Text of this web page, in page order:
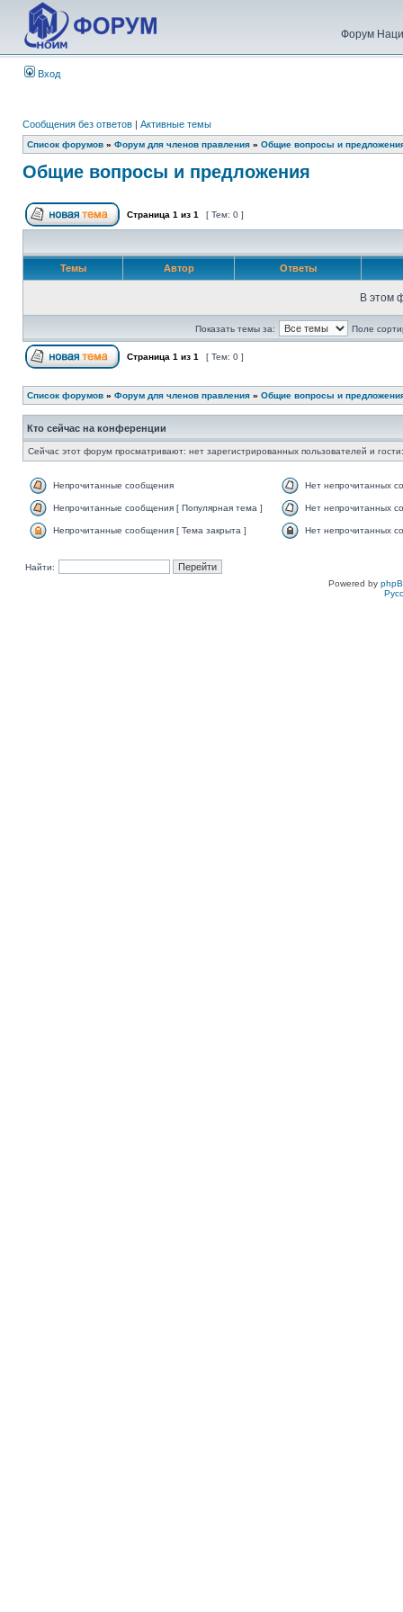
Форум
Вход
Сообщения без ответов | Активные темы
Список форумов » Форум для членов правления » Общие вопросы и
Общие вопросы и предложения
Страница 1 из 1 [ Тем: 0 ]
Темы Автор Ответы
В этом
Показать темы за: Поле
Страница 1 из 1 [ Тем: 0 ]
Список форумов » Форум для членов правления » Общие вопросы и
Кто сейчас на конференции
Сейчас этот форум просматривают: нет зарегистрированных пользователей и
Непрочитанные сообщения Нет непрочитанных
Непрочитанные сообщения [ Популярная тема ] Нет непрочитанных
Непрочитанные сообщения [ Тема закрыта ] Нет непрочитанных
Найти:
Powered by